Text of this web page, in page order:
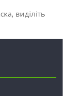
виділіть